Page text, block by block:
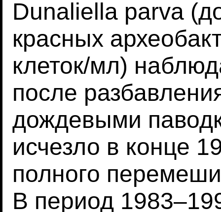
Dunaliella parva
красных
клеток/мл)
после
дождевыми
исчезло в конце
полного
В период